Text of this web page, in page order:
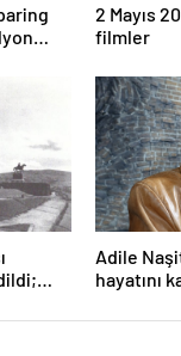
2 Mayıs
filmler
Adile
hayatını